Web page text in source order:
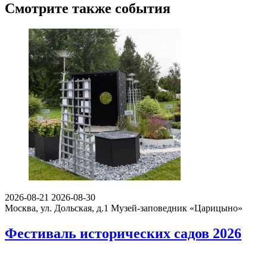
Смотрите также события
2026-08-21 2026-08-30
Москва, ул. Дольская, д.1 Музей-заповедник «Царицыно»
Фестиваль исторических садов 2026